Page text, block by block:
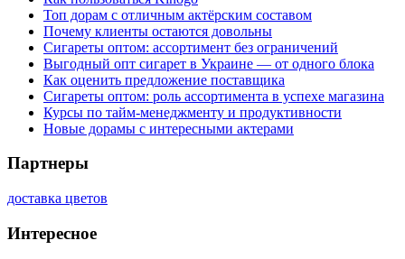
Топ дорам с отличным актёрским составом
Почему клиенты остаются довольны
Сигареты оптом: ассортимент без ограничений
Выгодный опт сигарет в Украине — от одного блока
Как оценить предложение поставщика
Сигареты оптом: роль ассортимента в успехе магазина
Курсы по тайм-менеджменту и продуктивности
Новые дорамы с интересными актерами
Партнеры
доставка цветов
Интересное